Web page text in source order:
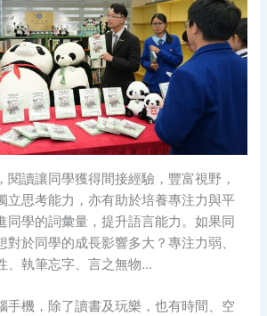
閱讀讓同學獲得間接經驗，豐富視野，
立思考能力，亦有助於培養專注力與平
同學的詞彙量，提升語言能力。如果同
對於同學的成長影響多大？專注力弱、
、執筆忘字、言之無物…
手機，除了讀書及玩樂，也有時間、空